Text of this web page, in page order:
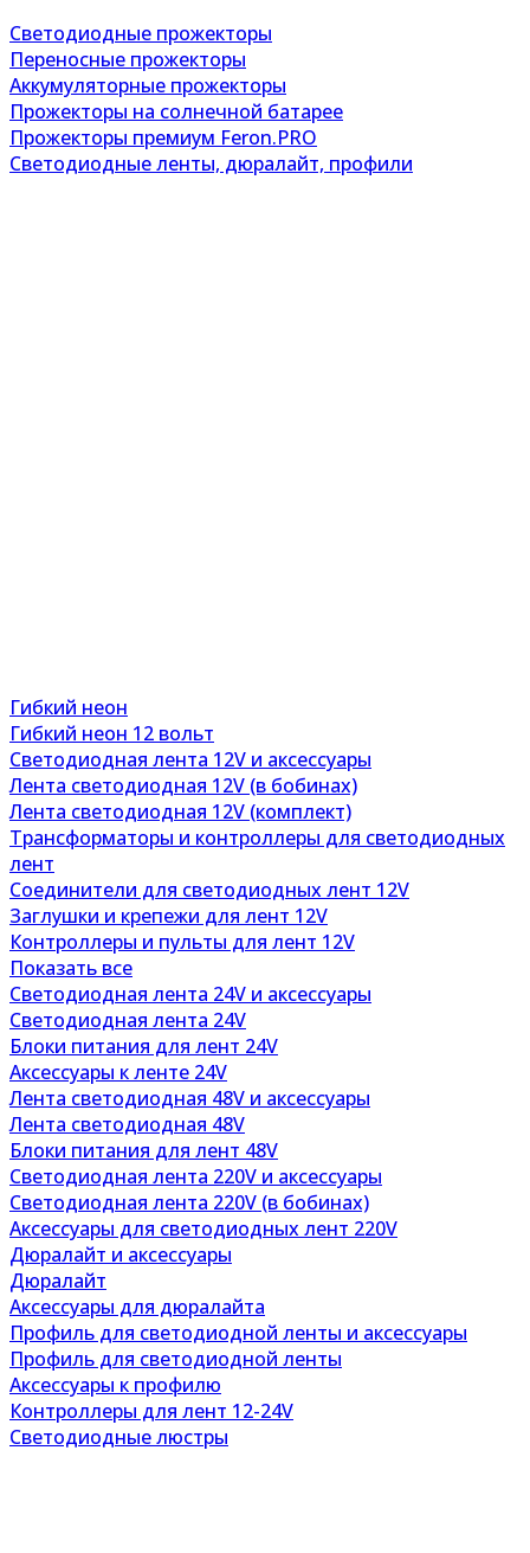
Светодиодные прожекторы
Переносные прожекторы
Аккумуляторные прожекторы
Прожекторы на солнечной батарее
Прожекторы премиум Feron.PRO
Светодиодные ленты, дюралайт, профили
Гибкий неон
Гибкий неон 12 вольт
Светодиодная лента 12V и аксессуары
Лента светодиодная 12V (в бобинах)
Лента светодиодная 12V (комплект)
Трансформаторы и контроллеры для светодиодных
лент
Соединители для светодиодных лент 12V
Заглушки и крепежи для лент 12V
Контроллеры и пульты для лент 12V
Показать все
Светодиодная лента 24V и аксессуары
Светодиодная лента 24V
Блоки питания для лент 24V
Аксессуары к ленте 24V
Лента светодиодная 48V и аксессуары
Лента светодиодная 48V
Блоки питания для лент 48V
Светодиодная лента 220V и аксессуары
Светодиодная лента 220V (в бобинах)
Аксессуары для светодиодных лент 220V
Дюралайт и аксессуары
Дюралайт
Аксессуары для дюралайта
Профиль для светодиодной ленты и аксессуары
Профиль для светодиодной ленты
Аксессуары к профилю
Контроллеры для лент 12-24V
Светодиодные люстры